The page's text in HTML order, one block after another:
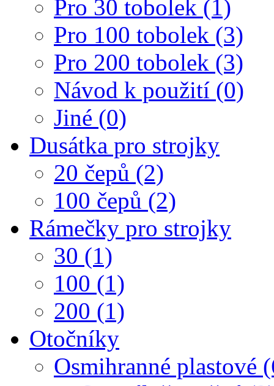
Pro 30 tobolek (1)
Pro 100 tobolek (3)
Pro 200 tobolek (3)
Návod k použití (0)
Jiné (0)
Dusátka pro strojky
20 čepů (2)
100 čepů (2)
Rámečky pro strojky
30 (1)
100 (1)
200 (1)
Otočníky
Osmihranné plastové